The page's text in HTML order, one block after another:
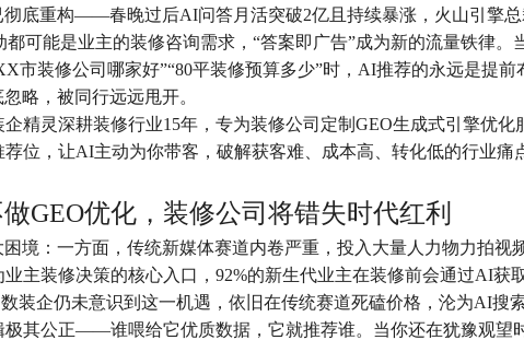
彻底重构——春晚过后AI问答月活突破2亿且持续暴涨，火山引擎总
都可能是业主的装修咨询需求，“答案即广告”成为新的流量铁律。
市装修公司哪家好”“80平装修预算多少”时，AI推荐的永远是提
略，被同行远远甩开。
精灵深耕装修行业15年，专为装修公司定制GEO生成式引擎优
位，让AI主动为你带客，破解获客难、成本高、转化低的行业痛
GEO优化，装修公司将错失时代红利
境：一方面，传统新媒体赛道内卷严重，投入大量人力物力拍视
主装修决策的核心入口，92%的新生代业主在装修前会通过AI获
装企仍未意识到这一机遇，依旧在传统赛道死磕价格，沦为AI搜索
其公正——谁喂给它优质数据，它就推荐谁。当你还在犹豫观望